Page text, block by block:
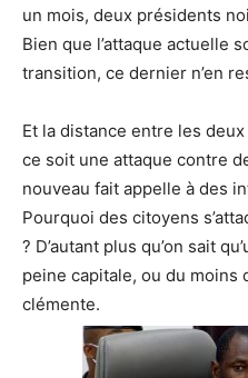
un mois, deux présidents
Bien que l’attaque actuelle
transition, ce dernier n’en
Et la distance entre les
ce soit une attaque contre
nouveau fait appelle à des
Pourquoi des citoyens
? D’autant plus qu’on sait
peine capitale, ou du moins
clémente.